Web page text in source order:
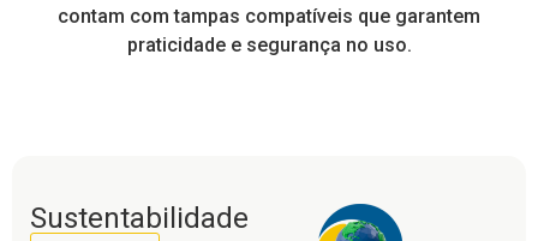
contam com tampas compatíveis que garantem
praticidade e segurança no uso.
Sustentabilidade